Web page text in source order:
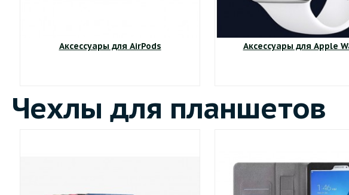
Аксессуары для AirPods Аксессуары для Apple
Чехлы для планшетов